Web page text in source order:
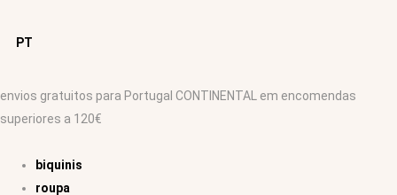
PT
envios gratuitos para Portugal CONTINENTAL em encomendas
superiores a 120€
biquinis
roupa